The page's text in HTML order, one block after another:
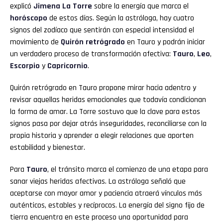
explicó Jimena La Torre sobre la energía que marca el
horóscopo de estos días. Según la astróloga, hay cuatro
signos del zodíaco que sentirán con especial intensidad el
movimiento de Quirón retrógrado en Tauro y podrán iniciar
un verdadero proceso de transformación afectiva: Tauro, Leo,
Escorpio y Capricornio.
Quirón retrógrado en Tauro propone mirar hacia adentro y
revisar aquellas heridas emocionales que todavía condicionan
la forma de amar. La Torre sostuvo que la clave para estos
signos pasa por dejar atrás inseguridades, reconciliarse con la
propia historia y aprender a elegir relaciones que aporten
estabilidad y bienestar.
Para Tauro, el tránsito marca el comienzo de una etapa para
sanar viejas heridas afectivas. La astróloga señaló que
aceptarse con mayor amor y paciencia atraerá vínculos más
auténticos, estables y recíprocos. La energía del signo fijo de
tierra encuentra en este proceso una oportunidad para